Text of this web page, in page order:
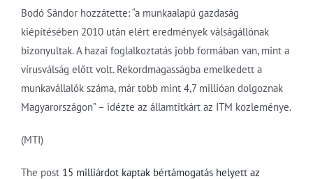
Bodó Sándor hozzátette: “a munkaalapú gazdaság
kiépítésében 2010 után elért eredmények válságállónak
bizonyultak. A hazai foglalkoztatás jobb formában van, mint a
vírusválság előtt volt. Rekordmagasságba emelkedett a
munkavállalók száma, már több mint 4,7 millióan dolgoznak
Magyarországon” – idézte az államtitkárt az ITM közleménye.
(MTI)
The post 15 milliárdot kaptak bértámogatás helyett az